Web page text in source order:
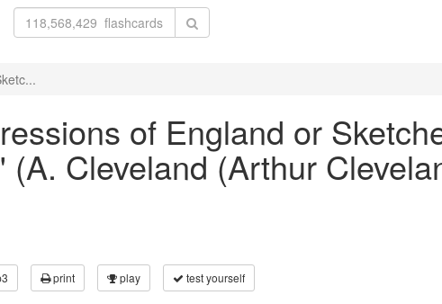
of England or
Cleveland (Arthur
print play test yourself